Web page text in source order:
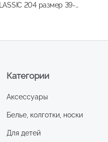
204 размер 39-
Категории
Аксессуары
Белье, колготки, носки
Для детей